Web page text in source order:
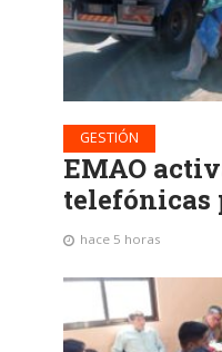
GESTIÓN
EMAO
telefónicas
hace 5 horas